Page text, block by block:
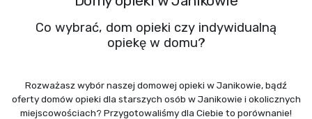
Co wybrać, dom opieki czy indywidualną
opiekę w domu?
Rozważasz wybór naszej domowej opieki w Janikowie, bądź
oferty domów opieki dla starszych osób w Janikowie i okolicznych
miejscowościach? Przygotowaliśmy dla Ciebie to porównanie!